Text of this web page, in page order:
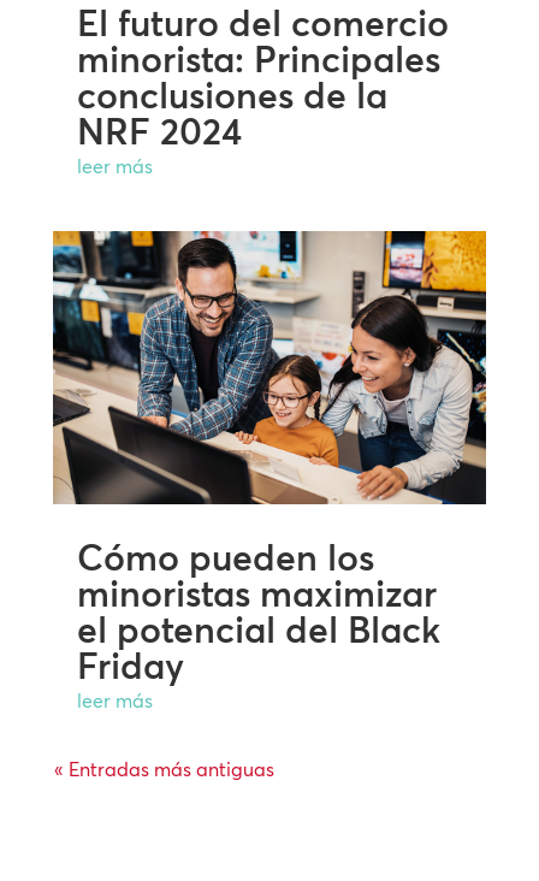
El futuro del comercio
minorista: Principales
conclusiones de la
NRF 2024
leer más
Cómo pueden los
minoristas maximizar
el potencial del Black
Friday
leer más
« Entradas más antiguas